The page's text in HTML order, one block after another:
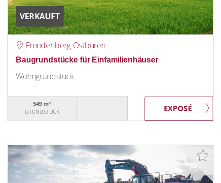
VERKAUFT
Fröndenberg-Ostbüren
Baugrundstücke für Einfamilienhäuser
Wohngrundstück
549 m²
GRUNDSTÜCK